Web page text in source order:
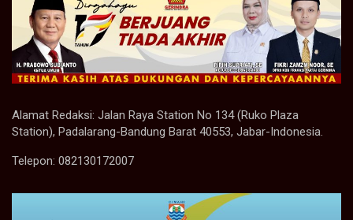
Alamat Redaksi: Jalan Raya Station No 134 (Ruko Plaza
Station), Padalarang-Bandung Barat 40553, Jabar-Indonesia.
Telepon: 082130172007